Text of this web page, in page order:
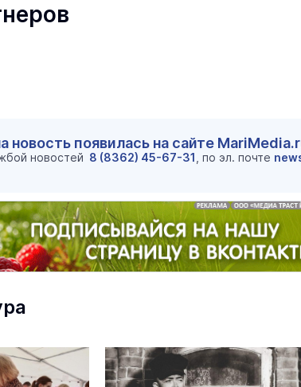
новость появилась на сайте
новостей 8 (8362) 45-67-31 , по эл. почте